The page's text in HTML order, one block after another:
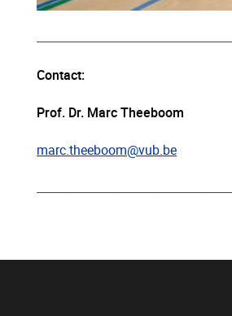
Contact:
Prof. Dr. Marc Theeboom
marc.theeboom@vub.be